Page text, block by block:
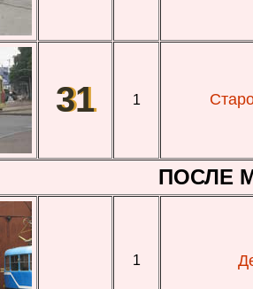
31 1
ПОСЛЕ
1